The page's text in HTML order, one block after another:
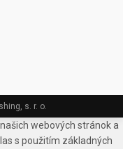
s. r. o.
webových stránok a
s použitím základných